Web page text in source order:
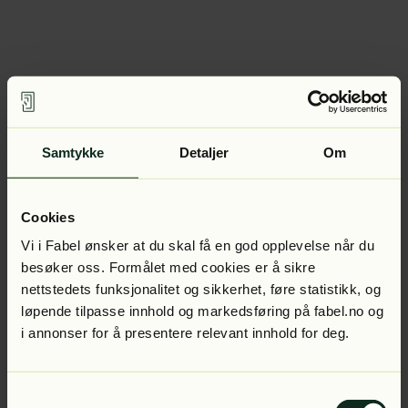
Samtykke Detaljer Om
Cookies
Vi i Fabel ønsker at du skal få en god opplevelse når du
besøker oss. Formålet med cookies er å sikre
nettstedets funksjonalitet og sikkerhet, føre statistikk, og
løpende tilpasse innhold og markedsføring på fabel.no og
i annonser for å presentere relevant innhold for deg.